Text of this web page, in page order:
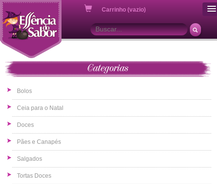
Carrinho (vazio)
Categorias
Bolos
Ceia para o Natal
Doces
Pães e Canapés
Salgados
Tortas Doces